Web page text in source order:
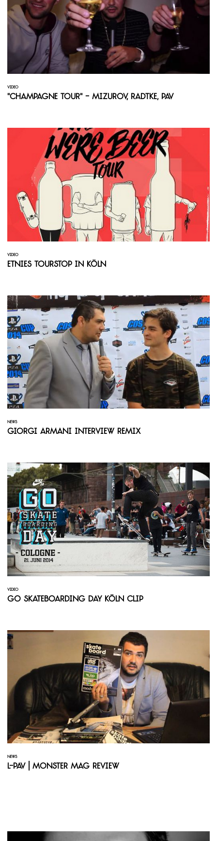
VIDEO
"Champagne Tour" - Mizurov, Radtke, Pav
VIDEO
Etnies Tourstop in Köln
NEWS
Giorgi Armani Interview Remix
VIDEO
Go Skateboarding Day Köln Clip
NEWS
L-Pav | Monster Mag Review